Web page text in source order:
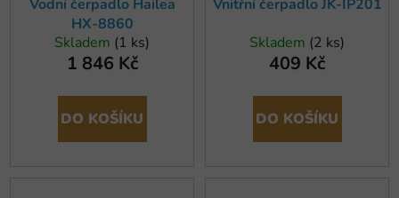
Vodní čerpadlo Hailea
HX-8860
Skladem (1 ks)
1 846 Kč
DO KOŠÍKU
Vnitřní čerpadlo JK-IP201
Skladem (2 ks)
409 Kč
DO KOŠÍKU